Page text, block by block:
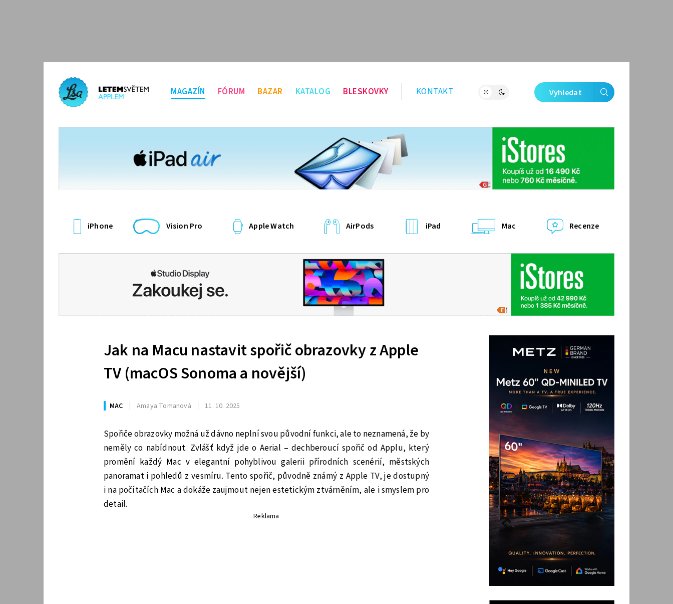
MAGAZÍN FÓRUM BAZAR KATALOG BLESKOVKY KONTAKT Vyhledat
iPhone Vision Pro Apple Watch AirPods iPad Mac Recenze
Jak na Macu nastavit spořič obrazovky z Apple
TV (macOS Sonoma a novější)
MAC Amaya Tomanová 11. 10. 2025
Spořiče obrazovky možná už dávno neplní svou původní funkci, ale to neznamená, že by
neměly co nabídnout. Zvlášť když jde o Aerial – dechberoucí spořič od Applu, který
promění každý Mac v elegantní pohyblivou galerii přírodních scenérií, městských
panoramat i pohledů z vesmíru. Tento spořič, původně známý z Apple TV, je dostupný
i na počítačích Mac a dokáže zaujmout nejen estetickým ztvárněním, ale i smyslem pro
detail.
Reklama